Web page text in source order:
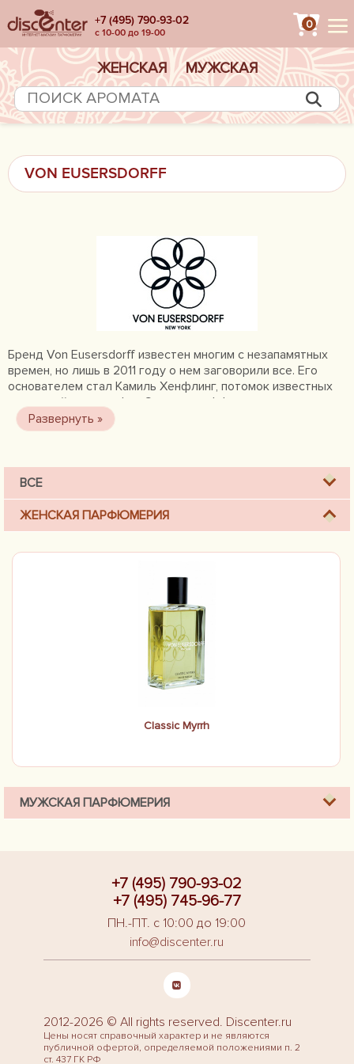
+7 (495) 790-93-02
с 10-00 до 19-00
0
ЖЕНСКАЯ МУЖСКАЯ
VON EUSERSDORFF
Бренд Von Eusersdorff известен многим с незапамятных
времен, но лишь в 2011 году о нем заговорили все. Его
основателем стал Камиль Хенфлинг, потомок известных
аптекарей из рода Фон Эузерсдорффа, под его началом с
2011 по 2015 год «Von Eusersdorff» представил публики
всего шесть ароматов, достаточно разных и не
ВСЕ
ЖЕНСКАЯ ПАРФЮМЕРИЯ
Classic Myrrh
МУЖСКАЯ ПАРФЮМЕРИЯ
+7 (495) 790-93-02
+7 (495) 745-96-77
ПН.-ПТ. с 10:00 до 19:00
info@discenter.ru
2012-2026 © All rights reserved. Discenter.ru
Цены носят справочный характер и не являются
публичной офертой, определяемой положениями п. 2
ст. 437 ГК РФ